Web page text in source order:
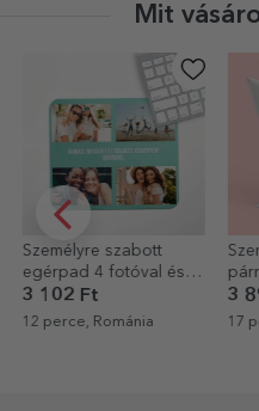
Mit
Személyre szabott
párna 8 fotóval és
szöveggel
3 898 Ft
17 perce, Románia
4
45